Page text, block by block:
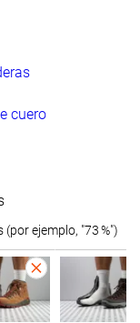
cuero
(por ejemplo, "73 %")